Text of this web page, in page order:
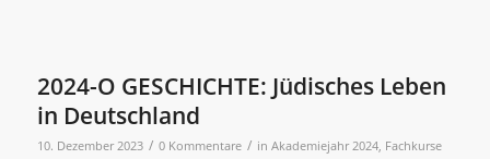
2024-O GESCHICHTE: Jüdisches Leben
in Deutschland
10. Dezember 2023 / 0 Kommentare / in Akademiejahr 2024, Fachkurse